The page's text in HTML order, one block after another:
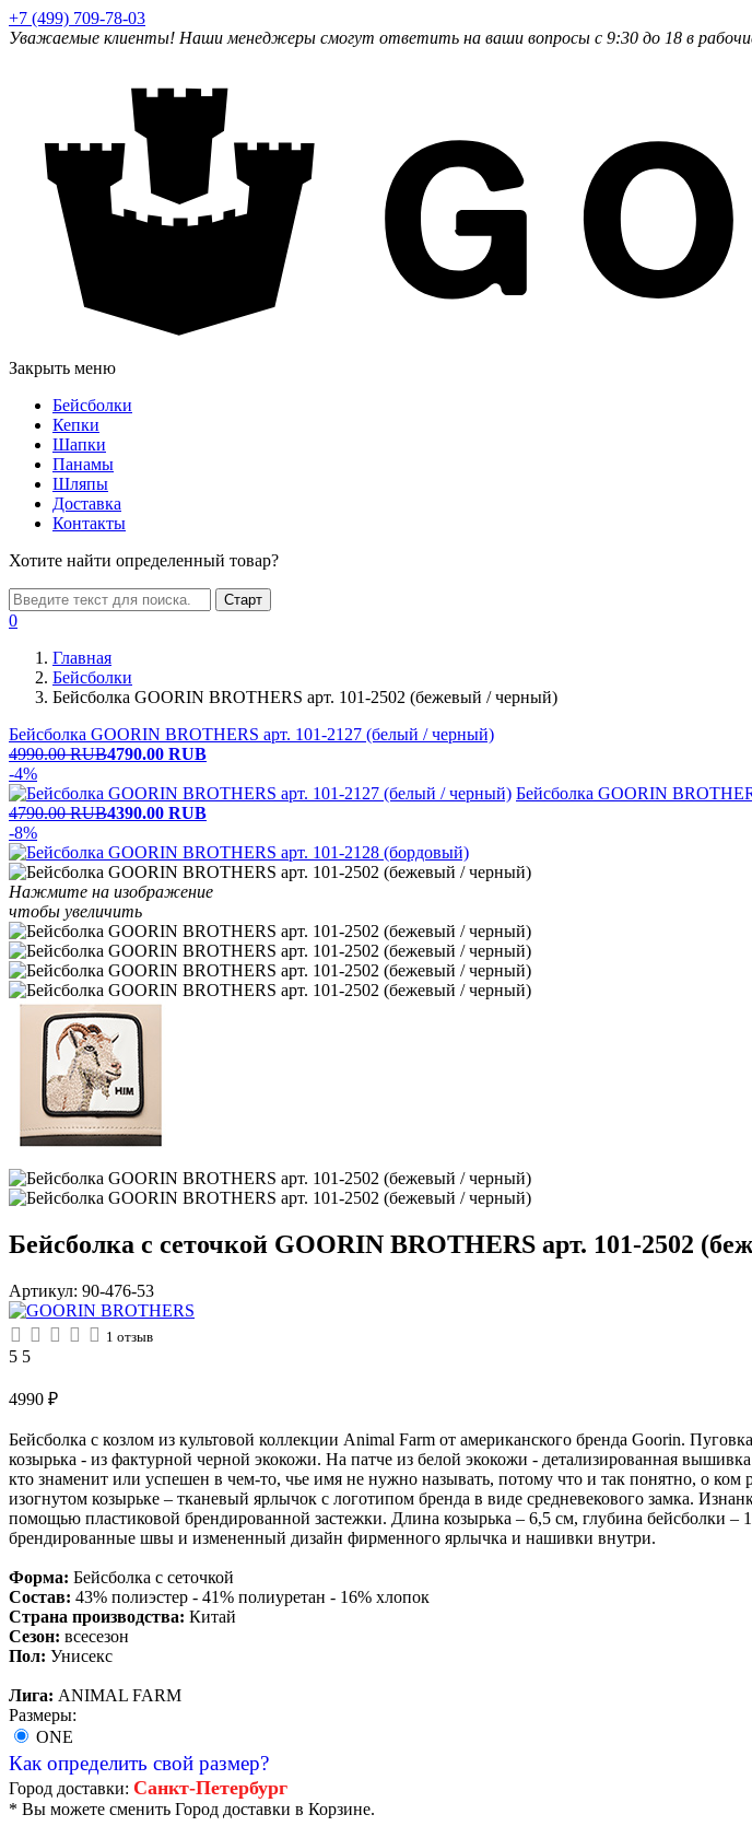
+7 (499) 709-78-03
Уважаемые клиенты! Наши менеджеры смогут ответить на ваши вопросы с 9:30 до 18 в
Закрыть меню
Бейсболки
Кепки
Шапки
Панамы
Шляпы
Доставка
Контакты
Хотите найти определенный товар?
Старт
0
Главная
Бейсболки
Бейсболка GOORIN BROTHERS арт. 101-2502 (бежевый / черный)
Бейсболка GOORIN BROTHERS арт. 101-2127 (белый / черный)
4990.00 RUB4790.00 RUB
-4%
Бейсболка GOORIN
4790.00 RUB4390.00 RUB
-8%
Нажмите на изображение
чтобы увеличить
Бейсболка с сеточкой GOORIN BROTHERS арт. 101-2502
Артикул: 90-476-53
1 отзыв
5 5
4990 ₽
Бейсболка с козлом из культовой коллекции Animal Farm от американского бренда Goorin.
козырька - из фактурной черной экокожи. На патче из белой экокожи - детализированная
кто знаменит или успешен в чем-то, чье имя не нужно называть, потому что и так понятно, о
изогнутом козырьке – тканевый ярлычок с логотипом бренда в виде средневекового замка.
помощью пластиковой брендированной застежки. Длина козырька – 6,5 см, глубина бейсболки
брендированные швы и измененный дизайн фирменного ярлычка и нашивки внутри.
Форма: Бейсболка с сеточкой
Состав: 43% полиэстер - 41% полиуретан - 16% хлопок
Страна производства: Китай
Сезон: всесезон
Пол: Унисекс
Лига: ANIMAL FARM
Размеры:
ONE
Как определить свой размер?
Город доставки: Санкт-Петербург
* Вы можете сменить Город доставки в Корзине.